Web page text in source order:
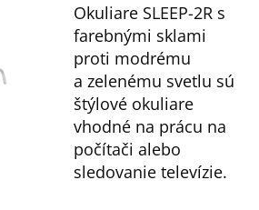
Okuliare SLEEP-2R s
farebnými sklami
proti modrému
a zelenému svetlu sú
štýlové okuliare
vhodné na prácu na
počítači alebo
sledovanie televízie.